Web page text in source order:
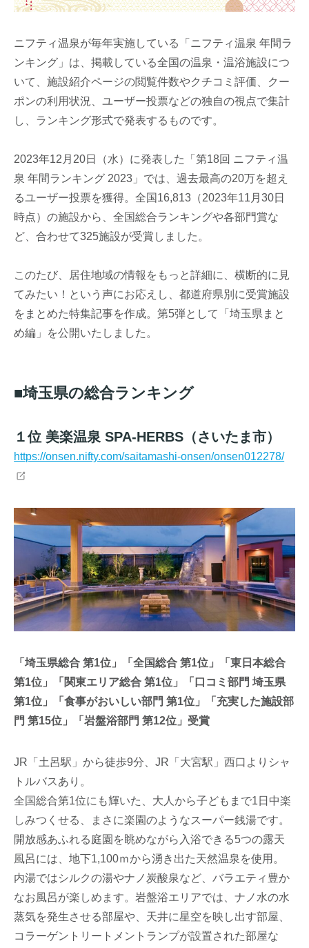
ニフティ温泉が毎年実施している「ニフティ温泉 年間ラ
ンキング」は、掲載している全国の温泉・温浴施設につ
いて、施設紹介ページの閲覧件数やクチコミ評価、クー
ポンの利用状況、ユーザー投票などの独自の視点で集計
し、ランキング形式で発表するものです。
2023年12月20日（水）に発表した「第18回 ニフティ温
泉 年間ランキング 2023」では、過去最高の20万を超え
るユーザー投票を獲得。全国16,813（2023年11月30日
時点）の施設から、全国総合ランキングや各部門賞な
ど、合わせて325施設が受賞しました。
このたび、居住地域の情報をもっと詳細に、横断的に見
てみたい！という声にお応えし、都道府県別に受賞施設
をまとめた特集記事を作成。第5弾として「埼玉県まと
め編」を公開いたしました。
■埼玉県の総合ランキング
１位 美楽温泉 SPA-HERBS（さいたま市）
https://onsen.nifty.com/saitamashi-onsen/onsen012278/
「埼玉県総合 第1位」「全国総合 第1位」「東日本総合
第1位」「関東エリア総合 第1位」「口コミ部門 埼玉県
第1位」「食事がおいしい部門 第1位」「充実した施設部
門 第15位」「岩盤浴部門 第12位」受賞
JR「土呂駅」から徒歩9分、JR「大宮駅」西口よりシャ
トルバスあり。
全国総合第1位にも輝いた、大人から子どもまで1日中楽
しみつくせる、まさに楽園のようなスーパー銭湯です。
開放感あふれる庭園を眺めながら入浴できる5つの露天
風呂には、地下1,100ｍから湧き出た天然温泉を使用。
内湯ではシルクの湯やナノ炭酸泉など、バラエティ豊か
なお風呂が楽しめます。岩盤浴エリアでは、ナノ水の水
蒸気を発生させる部屋や、天井に星空を映し出す部屋、
コラーゲントリートメントランプが設置された部屋な